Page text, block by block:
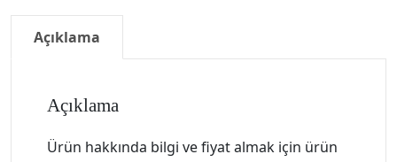
Açıklama
Açıklama
Ürün hakkında bilgi ve fiyat almak için ürün